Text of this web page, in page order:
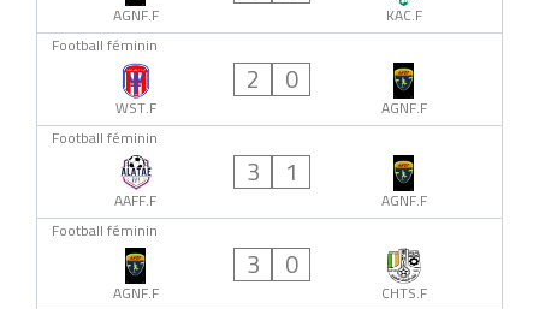
AGNF.F
KAC.F
Football féminin
WST.F
2 0
AGNF.F
Football féminin
AAFF.F
3 1
AGNF.F
Football féminin
AGNF.F
3 0
CHTS.F